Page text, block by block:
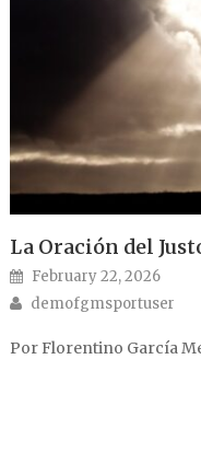
La Oración del
Posted on
February 22, 2026
Author
demofgmsportuser
Por Florentino García